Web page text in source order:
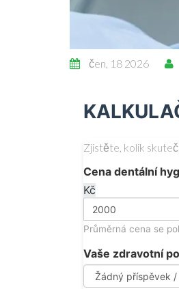
čen, 18 2026
Zjistěte, kolik
Cena dentální
Kč
Průměrná cena se
Vaše zdravotní